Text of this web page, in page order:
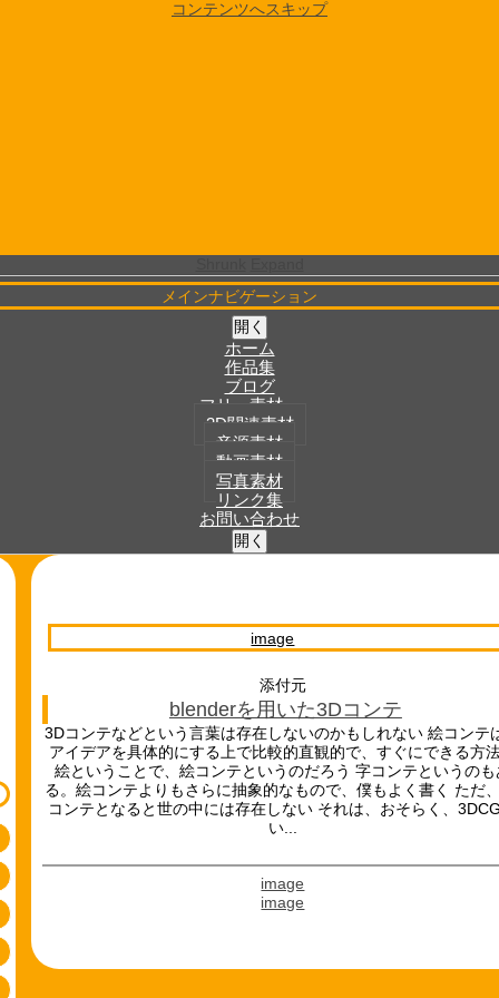
コンテンツへスキップ
メインナビゲーション
開く
ホーム
作品集
ブログ
フリー素材
3D関連素材
音源素材
動画素材
写真素材
リンク集
お問い合わせ
開く
image
添付元
blenderを用いた3Dコンテ
3Dコンテなどという言葉は存在しないのかもしれない 絵コンテ
アイデアを具体的にする上で比較的直観的で、すぐにできる方
絵ということで、絵コンテというのだろう 字コンテというのも
る。絵コンテよりもさらに抽象的なもので、僕もよく書く ただ
コンテとなると世の中には存在しない それは、おそらく、
い...
image
image